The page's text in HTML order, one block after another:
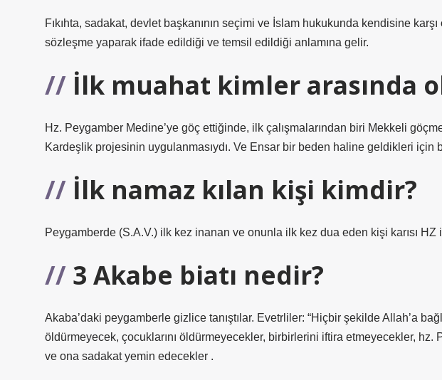
Fıkıhta, sadakat, devlet başkanının seçimi ve İslam hukukunda kendisine
sözleşme yaparak ifade edildiği ve temsil edildiği anlamına gelir.
İlk muahat kimler arasında
Hz. Peygamber Medine’ye göç ettiğinde, ilk çalışmalarından biri Mekkeli
Kardeşlik projesinin uygulanmasıydı. Ve Ensar bir beden haline geldikleri için
İlk namaz kılan kişi kimdir?
Peygamberde (S.A.V.) ilk kez inanan ve onunla ilk kez dua eden kişi karısı HZ
3 Akabe biatı nedir?
Akaba’daki peygamberle gizlice tanıştılar. Evetrliler: “Hiçbir şekilde Allah’a
öldürmeyecek, çocuklarını öldürmeyecekler, birbirlerini iftira etmeyecekler,
ve ona sadakat yemin edecekler .